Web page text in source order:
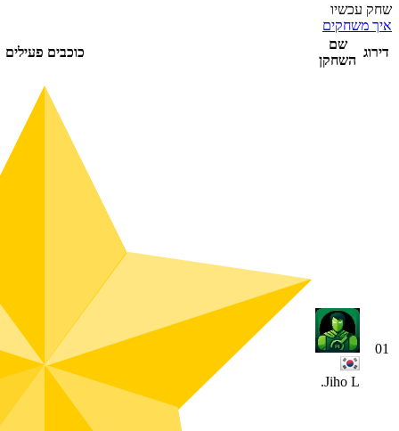
שחק עכשיו
איך משחקים
דירוג
שם
השחקן
כוכבים פעילים
01
Jiho L.